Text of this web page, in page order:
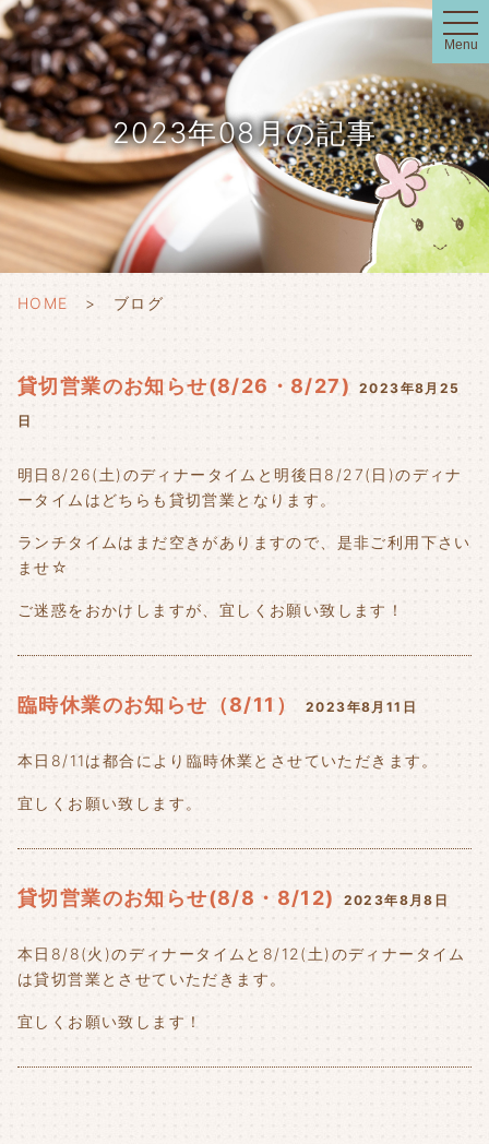
t
o
g
g
l
e
n
a
v
i
g
a
t
i
o
n
Menu
2023年08月の記事
HOME ブログ
貸切営業のお知らせ(8/26・8/27)
2023年8月25
日
明日8/26(土)のディナータイムと明後日8/27(日)のディナ
ータイムはどちらも貸切営業となります。
ランチタイムはまだ空きがありますので、是非ご利用下さい
ませ☆
ご迷惑をおかけしますが、宜しくお願い致します！
臨時休業のお知らせ（8/11） 2023年8月11日
本日8/11は都合により臨時休業とさせていただきます。
宜しくお願い致します。
貸切営業のお知らせ(8/8・8/12) 2023年8月8日
本日8/8(火)のディナータイムと8/12(土)のディナータイム
は貸切営業とさせていただきます。
宜しくお願い致します！